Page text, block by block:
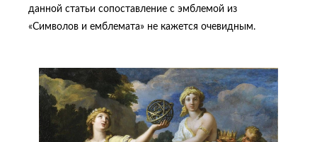
данной статьи сопоставление с эмблемой из
«Символов и емблемата» не кажется очевидным.